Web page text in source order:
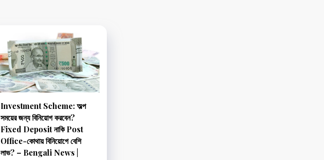
Investment Scheme: অল্প
সময়ের জন্য বিনিয়োগ করবেন?
Fixed Deposit নাকি Post
Office-কোথায় বিনিয়োগে বেশি
লাভ? – Bengali News |